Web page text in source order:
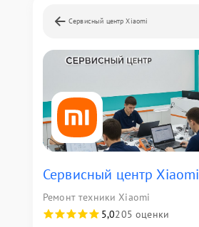
Сервисный центр Xiaomi
Сервисный центр Xiaomi
Ремонт техники Xiaomi
5,0205 оценки